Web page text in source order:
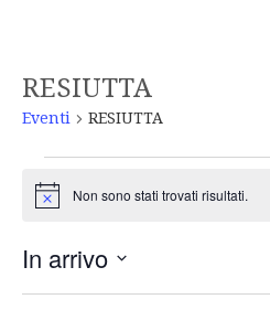
RESIUTTA
Eventi RESIUTTA
Notice Non sono stati trovati risultati.
In arrivo